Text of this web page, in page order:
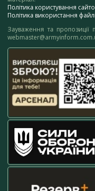
Політика користування
Політика використання
Зауваження та пропозиції